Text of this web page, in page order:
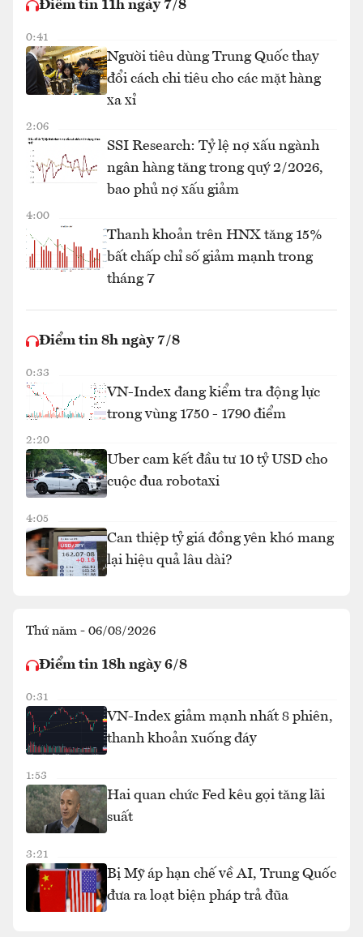
Điểm tin 11h ngày 7/8
0:41
Người tiêu dùng Trung Quốc thay
đổi cách chi tiêu cho các mặt hàng
xa xỉ
2:06
SSI Research: Tỷ lệ nợ xấu ngành
ngân hàng tăng trong quý 2/2026,
bao phủ nợ xấu giảm
4:00
Thanh khoản trên HNX tăng 15%
bất chấp chỉ số giảm mạnh trong
tháng 7
Điểm tin 8h ngày 7/8
0:33
VN-Index đang kiểm tra động lực
trong vùng 1750 - 1790 điểm
2:20
Uber cam kết đầu tư 10 tỷ USD cho
cuộc đua robotaxi
4:05
Can thiệp tỷ giá đồng yên khó mang
lại hiệu quả lâu dài?
Thứ năm - 06/08/2026
Điểm tin 18h ngày 6/8
0:31
VN-Index giảm mạnh nhất 8 phiên,
thanh khoản xuống đáy
1:53
Hai quan chức Fed kêu gọi tăng lãi
suất
3:21
Bị Mỹ áp hạn chế về AI, Trung Quốc
đưa ra loạt biện pháp trả đũa